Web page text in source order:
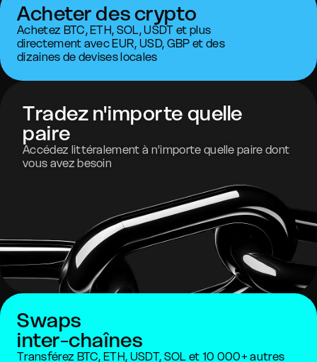
Tradez n'importe quelle
paire
Accédez littéralement à n'importe quelle paire dont
vous avez besoin
Acheter des crypto
Achetez BTC, ETH, SOL, USDT et plus
directement avec EUR, USD, GBP et des
dizaines de devises locales
Swaps
inter-chaînes
Transférez BTC, ETH, USDT, SOL et 10 000+ autres